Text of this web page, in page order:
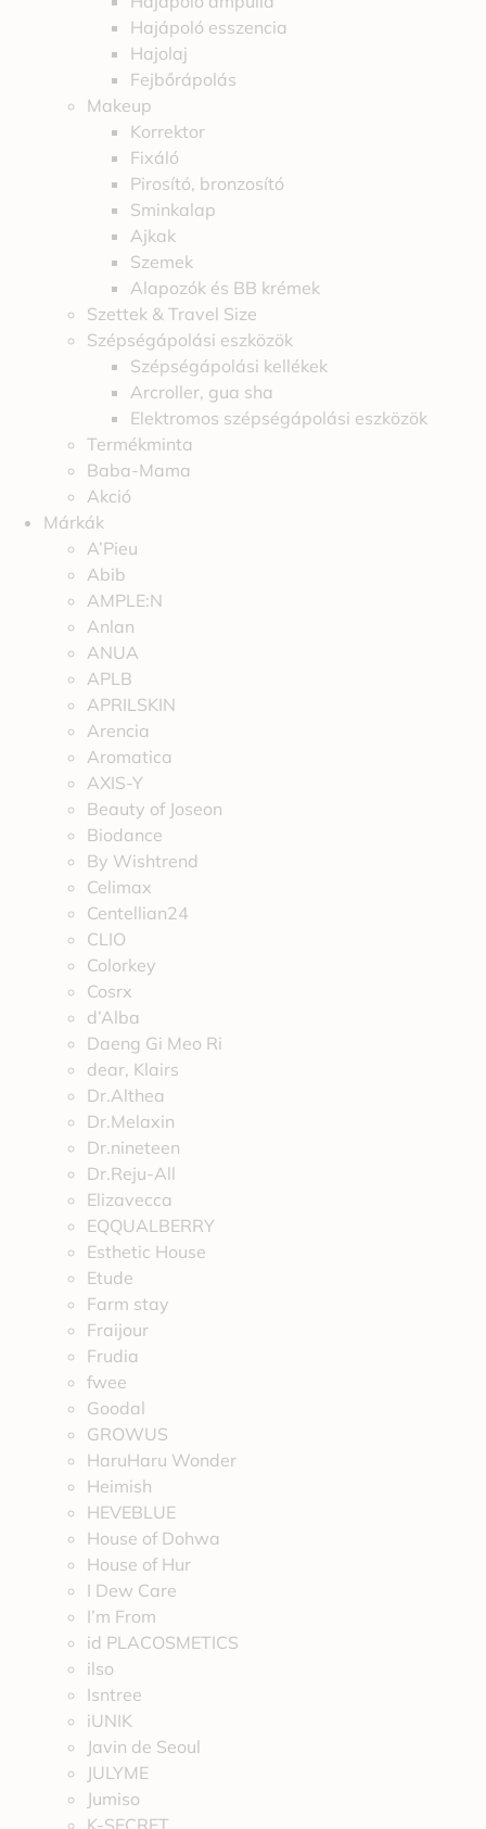
Hajápoló esszencia
Hajolaj
Fejbőrápolás
Makeup
Korrektor
Fixáló
Pirosító, bronzosító
Sminkalap
Ajkak
Szemek
Alapozók és BB krémek
Szettek & Travel Size
Szépségápolási eszközök
Szépségápolási kellékek
Arcroller, gua sha
Elektromos szépségápolási eszközök
Termékminta
Baba-Mama
Akció
Márkák
A’Pieu
Abib
AMPLE:N
Anlan
ANUA
APLB
APRILSKIN
Arencia
Aromatica
AXIS-Y
Beauty of Joseon
Biodance
By Wishtrend
Celimax
Centellian24
CLIO
Colorkey
Cosrx
d’Alba
Daeng Gi Meo Ri
dear, Klairs
Dr.Althea
Dr.Melaxin
Dr.nineteen
Dr.Reju-All
Elizavecca
EQQUALBERRY
Esthetic House
Etude
Farm stay
Fraijour
Frudia
fwee
Goodal
GROWUS
HaruHaru Wonder
Heimish
HEVEBLUE
House of Dohwa
House of Hur
I Dew Care
I’m From
id PLACOSMETICS
ilso
Isntree
iUNIK
Javin de Seoul
JULYME
Jumiso
K-SECRET